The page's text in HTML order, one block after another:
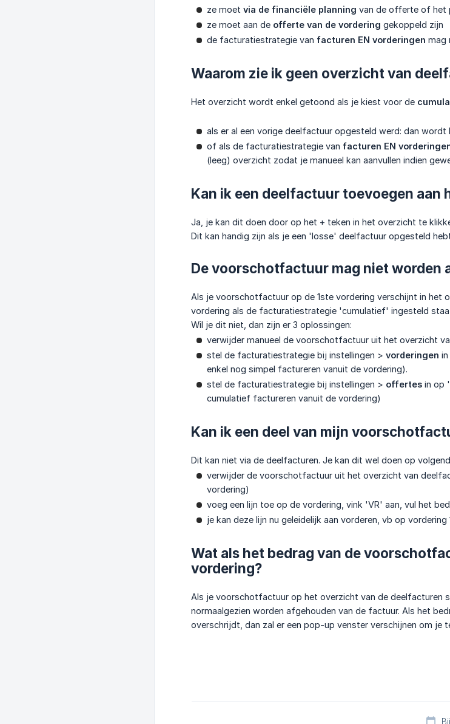
ze moet via de financiële planning van de offerte of het
ze moet aan de offerte van de vordering gekoppeld zijn
de facturatiestrategie van facturen EN vorderingen mag
Waarom zie ik geen overzicht van
Het overzicht wordt enkel getoond als je kiest voor de
als er al een vorige deelfactuur opgesteld werd: dan
of als de facturatiestrategie van facturen EN
(leeg) overzicht zodat je manueel kan aanvullen indien
Kan ik een deelfactuur toevoegen aan
Ja, je kan dit doen door op het + teken in het overzicht te
Dit kan handig zijn als je een 'losse' deelfactuur opgesteld
De voorschotfactuur mag niet worden
Als je voorschotfactuur op de 1ste vordering verschijnt in het
vordering als de facturatiestrategie 'cumulatief' ingesteld
Wil je dit niet, dan zijn er 3 oplossingen:
verwijder manueel de voorschotfactuur uit het overzicht
stel de facturatiestrategie bij instellingen > vorderingen
enkel nog simpel factureren vanuit de vordering).
stel de facturatiestrategie bij instellingen > offertes in op '
cumulatief factureren vanuit de vordering)
Kan ik een deel van mijn
Dit kan niet via de deelfacturen. Je kan dit wel doen op
verwijder de voorschotfactuur uit het overzicht van
vordering)
voeg een lijn toe op de vordering, vink 'VR' aan, vul het
je kan deze lijn nu geleidelijk aan vorderen, vb op
Wat als het bedrag van de
vordering?
Als je voorschotfactuur op het overzicht van de deelfacturen
normaalgezien worden afgehouden van de factuur. Als het
overschrijdt, dan zal er een pop-up venster verschijnen om je